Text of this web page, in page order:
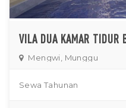
Mengwi, Munggu
Sewa Tahunan